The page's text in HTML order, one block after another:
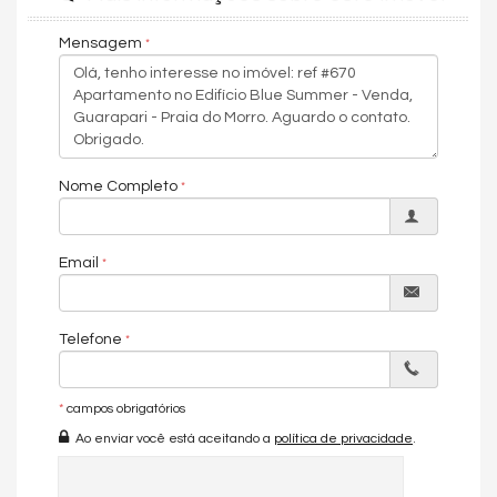
✅ Mais de 2k transações fechadas
“Meneguz imóveis: conectando imóveis extraordinários, a
Sua melhor decisão. Frente total para o mar + vista deslumbrante.
150m² mobiliado. 4 suítes. 3 vagas. Investimento garantido em
[AGENDE SUA VISITA PRIVADA] --- POR QUE ESSE APARTAMENTO?
Localização: Frente total Praia do Morro (melhor praia de Guarapari)
Espaço: 4 suítes + 150m² + 3 vagas de garagem 🏡 Mobiliado: Pronto
para morar ou alugar
Vista: Panorâmica 180° — mar + centro de Guarapari
Investimento: +9–14% a.a. em rentabilidade --- RENTABILIDADE
REAL Aluguel temporada: R$ 15k–20k/mês Aluguel residencial: R$
Retorno anual: 9–14%
Whatsapp 📧 E-mail: contato@meneguzimoveis.com.br 🏢 Site:
www.meneguzimoveis.com.br
Certificado CRECI
Mais de 2k transações fechadas
Mensagem
Nome Completo
Email
Telefone
* campos obrigatórios
Ao enviar você está aceitando a política de privacidade